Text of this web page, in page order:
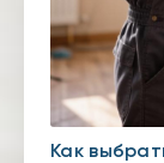
Как